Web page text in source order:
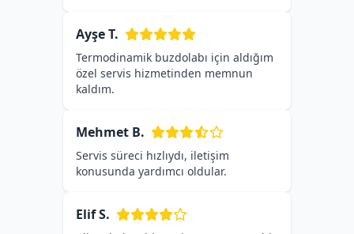
Ayşe T.
Termodinamik buzdolabı için aldığım
özel servis hizmetinden memnun
kaldım.
Mehmet B.
Servis süreci hızlıydı, iletişim
konusunda yardımcı oldular.
Elif S.